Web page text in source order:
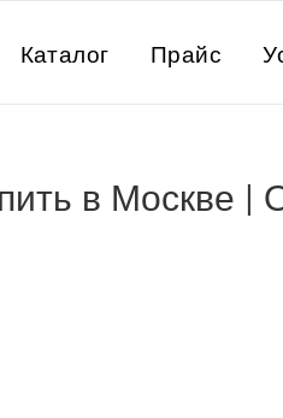
Каталог Прайс
в Москве